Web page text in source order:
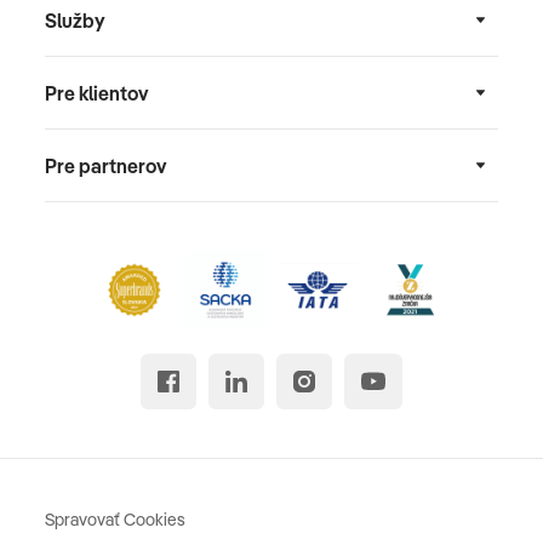
Služby
Pre klientov
Pre partnerov
Spravovať Cookies